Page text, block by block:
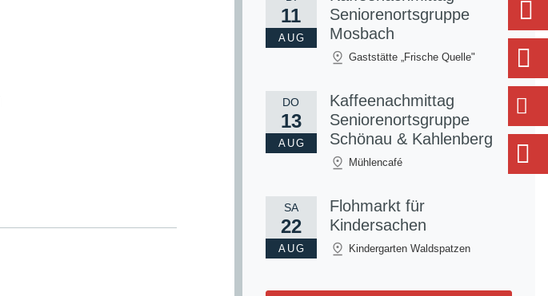
11
AUG
Seniorenortsgruppe
Mosbach
Gaststätte „Frische Quelle"
DO
13
AUG
Kaffeenachmittag
Seniorenortsgruppe
Schönau & Kahlenberg
Mühlencafé
SA
22
AUG
Flohmarkt für
Kindersachen
Kindergarten Waldspatzen